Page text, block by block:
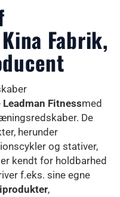
Fabrik,
Leadman Fitnessmed
De
herunder
og stativer,
kendt for holdbarhed
f.eks. sine egne
,